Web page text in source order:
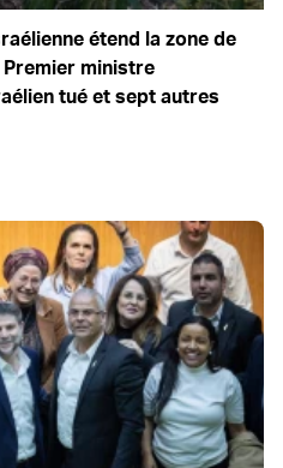
étend la zone de
ministre
tué et sept autres